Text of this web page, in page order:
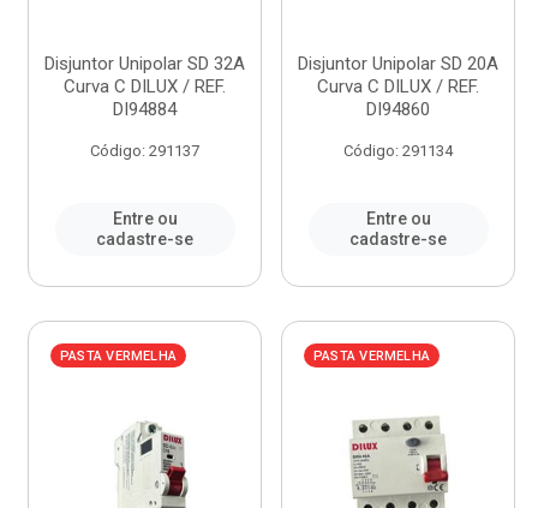
Disjuntor Unipolar SD 32A
Curva C DILUX / REF.
DI94884
Código: 291137
Entre ou
cadastre-se
Disjuntor Unipolar SD 20A
Curva C DILUX / REF.
DI94860
Código: 291134
Entre ou
cadastre-se
PASTA VERMELHA PASTA VERMELHA